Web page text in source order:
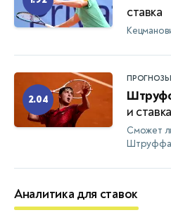
ставка
2.04
ПРОГНОЗЫ
и ставка
Сможет
Аналитика для ставок